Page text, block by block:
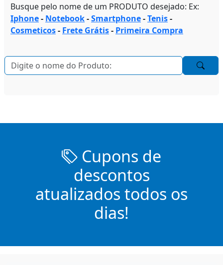
Busque pelo nome de um PRODUTO desejado: Ex:
Iphone- Notebook-Smartphone-Tenis-
Cosmeticos- Frete Grátis- Primeira Compra
Cupons de
descontos
atualizados todos os
dias!